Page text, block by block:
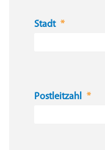
Stadt
Postleitzahl